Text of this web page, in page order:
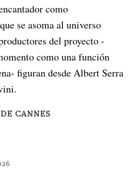
como
se asoma al universo
del proyecto -
como una función
figuran desde Albert Serra
CANNES